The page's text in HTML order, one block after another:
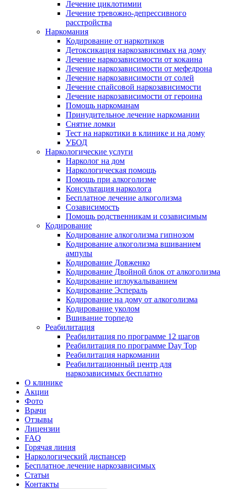
Лечение циклотимии
Лечение тревожно-депрессивного
расстройства
Наркомания
Кодирование от наркотиков
Детоксикация наркозависимых на дому
Лечение наркозависимости от кокаина
Лечение наркозависимости от мефедрона
Лечение наркозависимости от солей
Лечение спайсовой наркозависимости
Лечение наркозависимости от героина
Помощь наркоманам
Принудительное лечение наркомании
Снятие ломки
Тест на наркотики в клинике и на дому
УБОД
Наркологические услуги
Нарколог на дом
Наркологическая помощь
Помощь при алкоголизме
Консультация нарколога
Бесплатное лечение алкоголизма
Созависимость
Помощь родственникам и созависимым
Кодирование
Кодирование алкоголизма гипнозом
Кодирование алкоголизма вшиванием
ампулы
Кодирование Довженко
Кодирование Двойной блок от алкоголизма
Кодирование иглоукалыванием
Кодирование Эспераль
Кодирование на дому от алкоголизма
Кодирование уколом
Вшивание торпедо
Реабилитация
Реабилитация по программе 12 шагов
Реабилитация по программе Day Top
Реабилитация наркомании
Реабилитационный центр для
наркозависимых бесплатно
О клинике
Акции
Фото
Врачи
Отзывы
Лицензии
FAQ
Горячая линия
Наркологический диспансер
Бесплатное лечение наркозависимых
Статьи
Контакты